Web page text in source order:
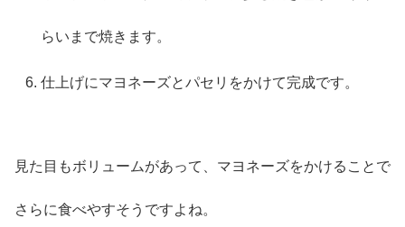
らいまで焼きます。
仕上げにマヨネーズとパセリをかけて完成です。
見た目もボリュームがあって、マヨネーズをかけることで
さらに食べやすそうですよね。